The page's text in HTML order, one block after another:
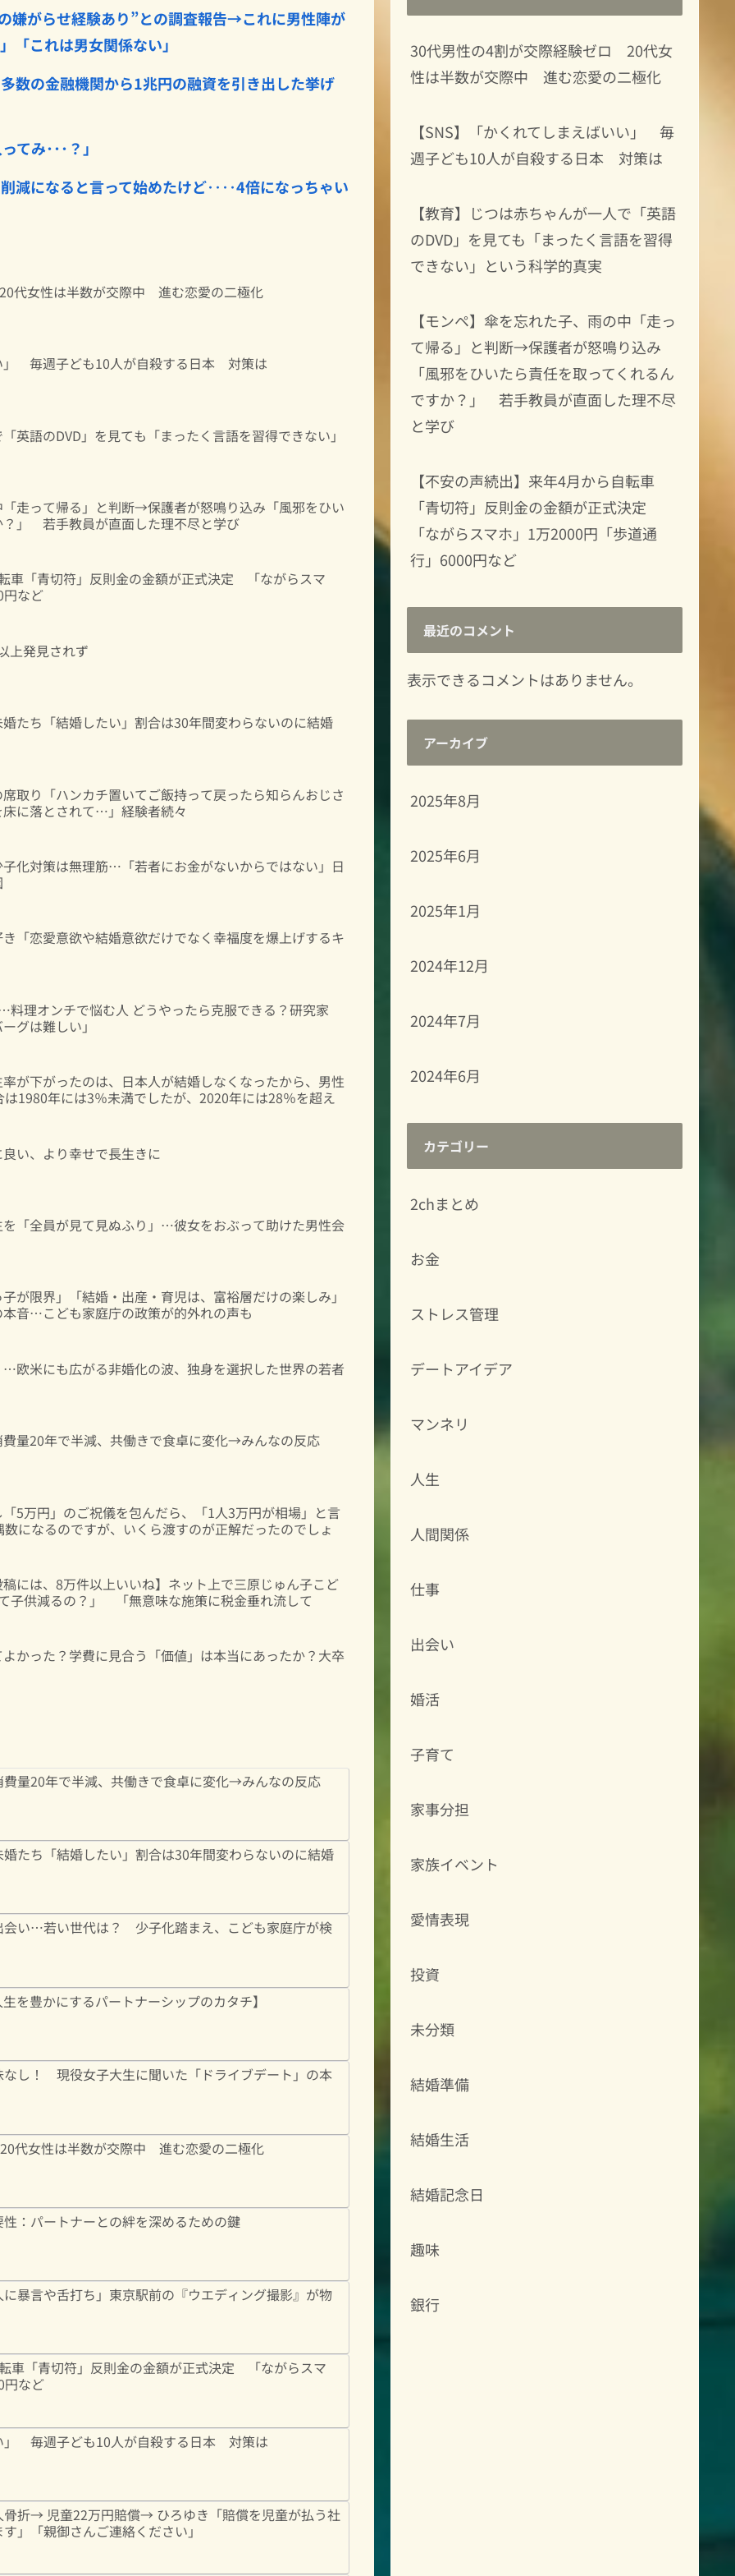
嫌がらせ経験あり”との調査報告→これに男性陣が
「これは男女関係ない」
数の金融機関から1兆円の融資を引き出した挙げ
てみ･･･？」
減になると言って始めたけど‥‥4倍になっちゃい
代女性は半数が交際中 進む恋愛の二極化
」 毎週子ども10人が自殺する日本 対策は
英語のDVD」を見ても「まったく言語を習得できない」
走って帰る」と判断→保護者が怒鳴り込み「風邪をひい
」 若手教員が直面した理不尽と学び
車「青切符」反則金の金額が正式決定 「ながらスマ
など
上発見されず
たち「結婚したい」割合は30年間変わらないのに結婚
取り「ハンカチ置いてご飯持って戻ったら知らんおじさ
に落とされて…」経験者続々
化対策は無理筋…「若者にお金がないからではない」日
「恋愛意欲や結婚意欲だけでなく幸福度を爆上げするキ
料理オンチで悩む人 どうやったら克服できる？研究家
グは難しい」
が下がったのは、日本人が結婚しなくなったから、男性
1980年には3％未満でしたが、2020年には28％を超え
い、より幸せで長生きに
「全員が見て見ぬふり」…彼女をおぶって助けた男性会
が限界」「結婚・出産・育児は、富裕層だけの楽しみ」
音…こども家庭庁の政策が的外れの声も
欧米にも広がる非婚化の波、独身を選択した世界の若者
量20年で半減、共働きで食卓に変化→みんなの反応
5万円」のご祝儀を包んだら、「1人3万円が相場」と言
になるのですが、いくら渡すのが正解だったのでしょ
には、8万件以上いいね】ネット上で三原じゅん子こど
供減るの？」 「無意味な施策に税金垂れ流して
かった？学費に見合う「価値」は本当にあったか？大卒
量20年で半減、共働きで食卓に変化→みんなの反応
たち「結婚したい」割合は30年間変わらないのに結婚
会い…若い世代は？ 少子化踏まえ、こども家庭庁が検
を豊かにするパートナーシップのカタチ】
し！ 現役女子大生に聞いた「ドライブデート」の本
代女性は半数が交際中 進む恋愛の二極化
：パートナーとの絆を深めるための鍵
暴言や舌打ち」東京駅前の『ウエディング撮影』が物
車「青切符」反則金の金額が正式決定 「ながらスマ
円など
」 毎週子ども10人が自殺する日本 対策は
折→ 児童22万円賠償→ ひろゆき「賠償を児童が払う社
」「親御さんご連絡ください」
30代男性の4割が交際経験ゼロ 20代女
性は半数が交際中 進む恋愛の二極化
【SNS】「かくれてしまえばいい」 毎
週子ども10人が自殺する日本 対策は
【教育】じつは赤ちゃんが一人で「英語
のDVD」を見ても「まったく言語を習得
できない」という科学的真実
【モンペ】傘を忘れた子、雨の中「走っ
て帰る」と判断→保護者が怒鳴り込み
「風邪をひいたら責任を取ってくれるん
ですか？」 若手教員が直面した理不尽
と学び
【不安の声続出】来年4月から自転車
「青切符」反則金の金額が正式決定
「ながらスマホ」1万2000円「歩道通
行」6000円など
最近のコメント
表示できるコメントはありません。
アーカイブ
2025年8月
2025年6月
2025年1月
2024年12月
2024年7月
2024年6月
カテゴリー
2chまとめ
お金
ストレス管理
デートアイデア
マンネリ
人生
人間関係
仕事
出会い
婚活
子育て
家事分担
家族イベント
愛情表現
投資
未分類
結婚準備
結婚生活
結婚記念日
趣味
銀行